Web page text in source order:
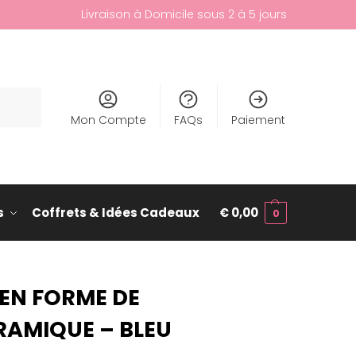
Livraison à Domicile sous 2 à 5 jours
Mon Compte FAQs Paiement
Coffrets & Idées Cadeaux €0,00 0
FORME DE
– BLEU